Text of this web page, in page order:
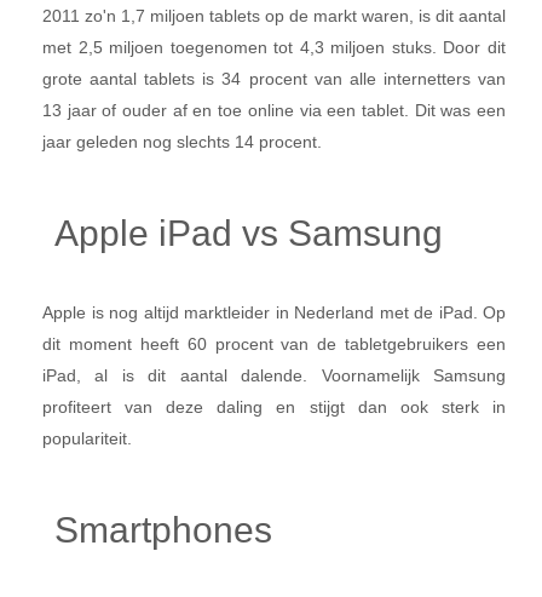
2011 zo'n 1,7 miljoen tablets op de markt waren, is dit aantal
met 2,5 miljoen toegenomen tot 4,3 miljoen stuks. Door dit
grote aantal tablets is 34 procent van alle internetters van
13 jaar of ouder af en toe online via een tablet. Dit was een
jaar geleden nog slechts 14 procent.
Apple iPad vs Samsung
Apple is nog altijd marktleider in Nederland met de iPad. Op
dit moment heeft 60 procent van de tabletgebruikers een
iPad, al is dit aantal dalende. Voornamelijk Samsung
profiteert van deze daling en stijgt dan ook sterk in
populariteit.
Smartphones